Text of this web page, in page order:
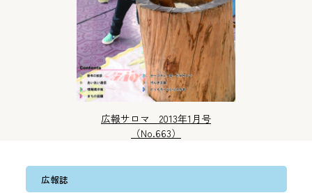
広報サロマ 2013年1月号
（No.663）
広報誌